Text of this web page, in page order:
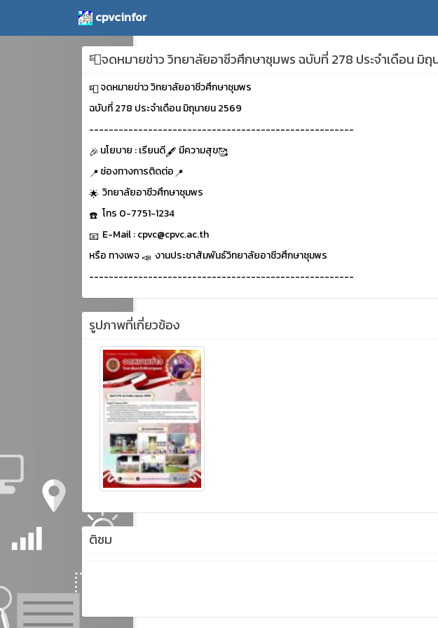
cpvcinfor
📮จดหมายข่าว วิทยาลัยอาชีวศึกษาชุมพร ฉบับที่ 278 ประจำเดือน มิถุ
จดหมายข่าว วิทยาลัยอาชีวศึกษาชุมพร
ฉบับที่ 278 ประจำเดือน มิถุนายน 2569
------------------------------------------------------
นโยบาย : เรียนดี
มีความสุข
ช่องทางการติดต่อ
วิทยาลัยอาชีวศึกษาชุมพร
โทร 0-7751-1234
E-Mail : cpvc@cpvc.ac.th
หรือ ทางเพจ
งานประชาสัมพันธ์วิทยาลัยอาชีวศึกษาชุมพร
------------------------------------------------------
รูปภาพที่เกี่ยวข้อง
ติชม